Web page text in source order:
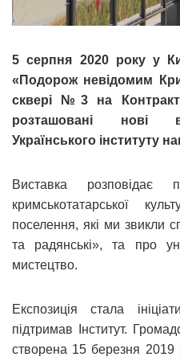
5 серпня 2020 року у
«Подорож невідомим
сквері №3 на
розташовані нові
Українського інституту
Виставка розповідає
кримськотатарської
поселення, які ми звикли
та радянські», та про
мистецтво.
Експозиція стала
підтримав Інститут.
створена 15 березня 2019